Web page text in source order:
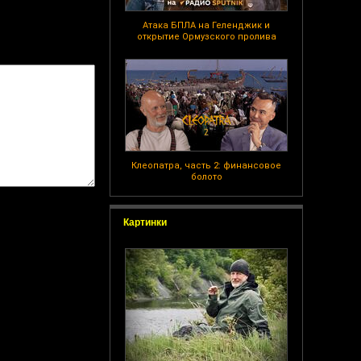
Атака БПЛА на Геленджик и
открытие Ормузского пролива
Клеопатра, часть 2: финансовое
болото
Картинки